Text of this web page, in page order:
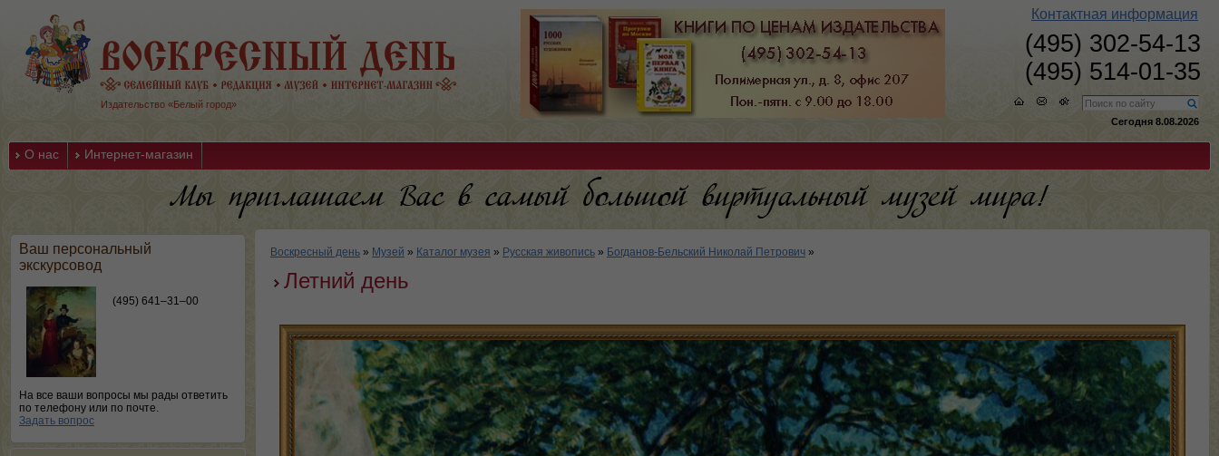
Издательство «Белый город»
Контактная информация
(495) 302-54-13
(495) 514-01-35
Сегодня 8.08.2026
О нас Интернет-магазин
Ваш персональный
экскурсовод
(495) 641–31–00
На все ваши вопросы мы рады ответить
по телефону или по почте.
Задать вопрос
Воскресный день » Музей » Каталог музея » Русская живопись » Богданов-Бельский Николай Петрович »
Летний день